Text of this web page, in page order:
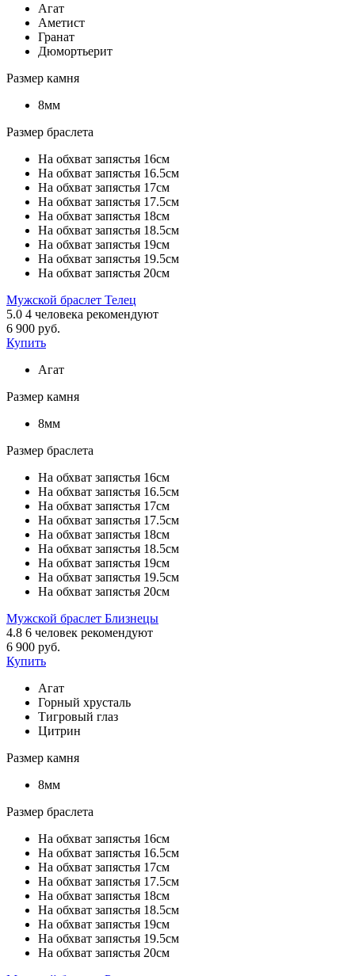
Агат
Аметист
Гранат
Дюмортьерит
Размер камня
8мм
Размер браслета
На обхват запястья 16см
На обхват запястья 16.5см
На обхват запястья 17см
На обхват запястья 17.5см
На обхват запястья 18см
На обхват запястья 18.5см
На обхват запястья 19см
На обхват запястья 19.5см
На обхват запястья 20см
Мужской браслет Телец
5.0 4 человека рекомендуют
6 900 руб.
Купить
Агат
Размер камня
8мм
Размер браслета
На обхват запястья 16см
На обхват запястья 16.5см
На обхват запястья 17см
На обхват запястья 17.5см
На обхват запястья 18см
На обхват запястья 18.5см
На обхват запястья 19см
На обхват запястья 19.5см
На обхват запястья 20см
Мужской браслет Близнецы
4.8 6 человек рекомендуют
6 900 руб.
Купить
Агат
Горный хрусталь
Тигровый глаз
Цитрин
Размер камня
8мм
Размер браслета
На обхват запястья 16см
На обхват запястья 16.5см
На обхват запястья 17см
На обхват запястья 17.5см
На обхват запястья 18см
На обхват запястья 18.5см
На обхват запястья 19см
На обхват запястья 19.5см
На обхват запястья 20см